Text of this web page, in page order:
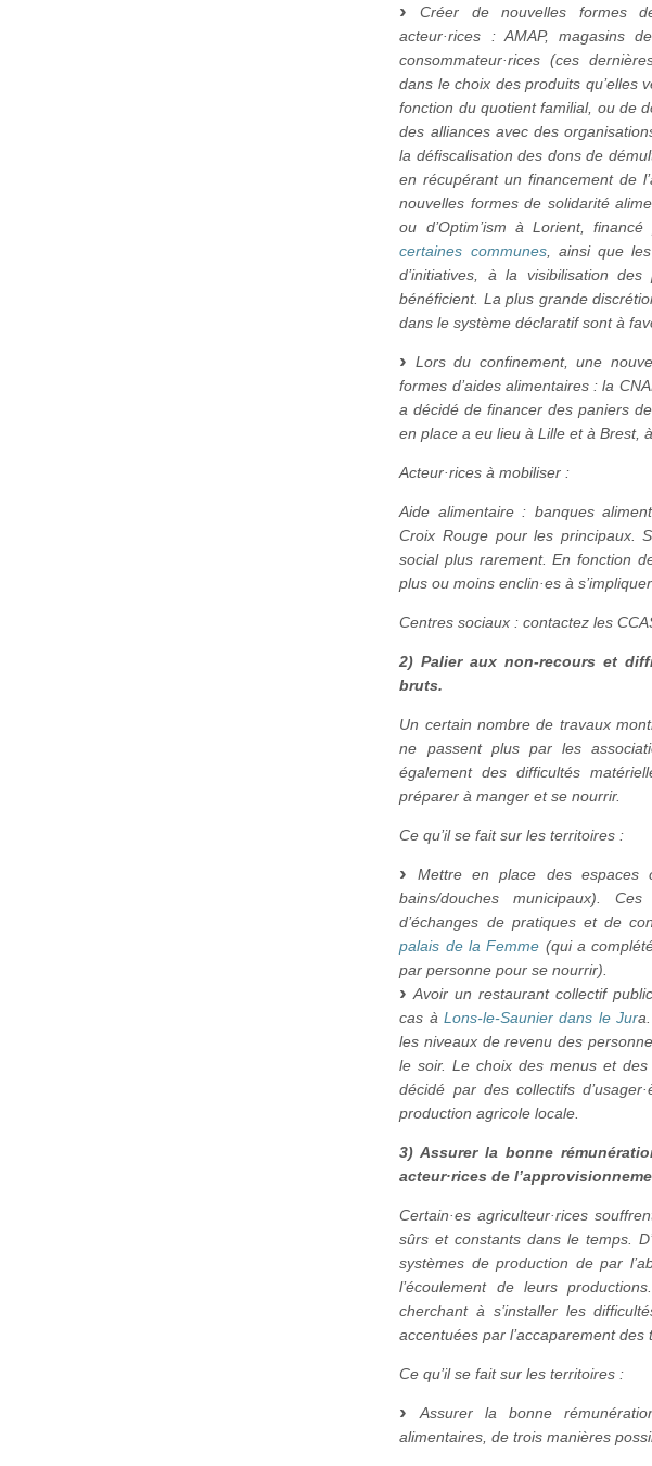
Créer de nouvelles formes
acteur·rices : AMAP, magasins
consommateur·rices (ces
dans le choix des produits
fonction du quotient familial, ou de
des alliances avec des
la défiscalisation des dons de
en récupérant un financement de
nouvelles formes de solidarité
ou d’Optim’ism à Lorient,
certaines communes, ainsi que
d’initiatives, à la visibilisation
bénéficient. La plus grande
dans le système déclaratif sont à
Lors du confinement, une
formes d’aides alimentaires : la
a décidé de financer des paniers
en place a eu lieu à Lille et à Brest,
Acteur·rices à mobiliser :
Aide alimentaire : banques
Croix Rouge pour les principaux.
social plus rarement. En fonction
plus ou moins enclin·es à
Centres sociaux : contactez les
2) Palier aux non-recours et
bruts.
Un certain nombre de travaux
ne passent plus par les
également des difficultés
préparer à manger et se nourrir.
Ce qu’il se fait sur les territoires :
Mettre en place des espaces
bains/douches municipaux).
d’échanges de pratiques et de
palais de la Femme (qui a
par personne pour se nourrir).
Avoir un restaurant collectif
cas àLons-le-Saunier dans le Jur
les niveaux de revenu des
le soir. Le choix des menus et des
décidé par des collectifs
production agricole locale.
3) Assurer la bonne
acteur·rices de
Certain·es agriculteur·rices
sûrs et constants dans le temps.
systèmes de production de par
l’écoulement de leurs
cherchant à s’installer les
accentuées par l’accaparement des
Ce qu’il se fait sur les territoires :
Assurer la bonne
alimentaires, de trois manières